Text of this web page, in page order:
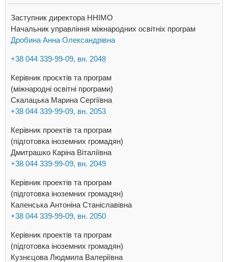
Заступник директора ННІМО
Начальник управління міжнародних освітніх програм
Дробина Анна Олександрівна
+38 044 339-99-09, вн. 2048
Керівник проєктів та програм
(міжнародні освітні програми)
Скалацька Марина Сергіївна
+38 044 339-99-09, вн. 2053
Керівник проектів та програм
(підготовка іноземних громадян)
Дмитрашко Каріна Віталіївна
+38 044 339-99-09, вн. 2049
Керівник проектів та програм
(підготовка іноземних громадян)
Каленська Антоніна Станіславівна
+38 044 339-99-09, вн. 2050
Керівник проектів та програм
(підготовка іноземних громадян)
Кузнєцова Людмила Валеріївна